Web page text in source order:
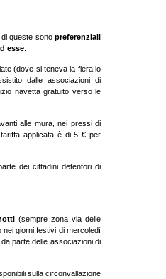
di queste sonopreferenziali
esse
(dove si teneva la fiera lo
dalle associazioni di
navetta gratuito verso le
alle mura, nei pressi di
applicata è di 5 € per
dei cittadini detentori di
(sempre zona via delle
giorni festivi di mercoledì
parte delle associazioni di
sulla circonvallazione